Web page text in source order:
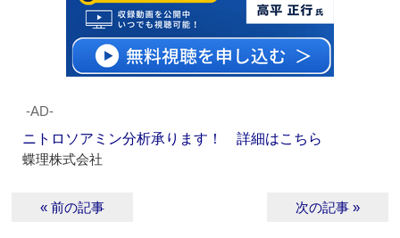
‐AD‐
ニトロソアミン分析承ります！ 詳細はこちら
蝶理株式会社
« 前の記事 次の記事 »